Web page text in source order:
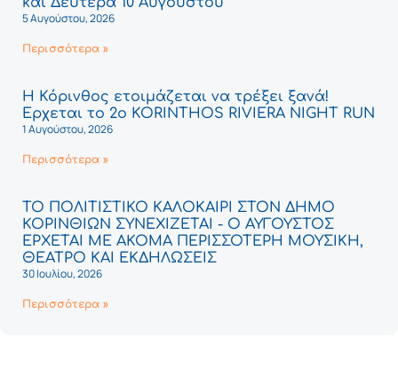
5 Αυγούστου, 2026
Περισσότερα »
Η Κόρινθος ετοιμάζεται να τρέξει ξανά!
Έρχεται το 2ο KORINTHOS RIVIERA NIGHT RUN
1 Αυγούστου, 2026
Περισσότερα »
ΤΟ ΠΟΛΙΤΙΣΤΙΚΟ ΚΑΛΟΚΑΙΡΙ ΣΤΟΝ ΔΗΜΟ
ΚΟΡΙΝΘΙΩΝ ΣΥΝΕΧΙΖΕΤΑΙ - Ο ΑΥΓΟΥΣΤΟΣ
ΕΡΧΕΤΑΙ ΜΕ ΑΚΟΜΑ ΠΕΡΙΣΣΟΤΕΡΗ ΜΟΥΣΙΚΗ,
ΘΕΑΤΡΟ ΚΑΙ ΕΚΔΗΛΩΣΕΙΣ
30 Ιουλίου, 2026
Περισσότερα »